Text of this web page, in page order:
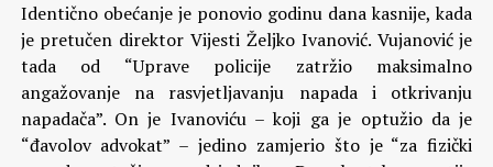
Identično obećanje je ponovio godinu dana kasnije, kada
je pretučen direktor Vijesti Željko Ivanović. Vujanović je
tada od “Uprave policije zatržio maksimalno
angažovanje na rasvjetljavanju napada i otkrivanju
napadača”. On je Ivanoviću – koji ga je optužio da je
“đavolov advokat” – jedino zamjerio što je “za fizički